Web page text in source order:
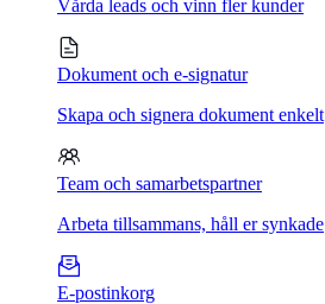
Vårda leads och vinn fler kunder
Dokument och e-signatur
Skapa och signera dokument enkelt
Team och samarbetspartner
Arbeta tillsammans, håll er synkade
E-postinkorg